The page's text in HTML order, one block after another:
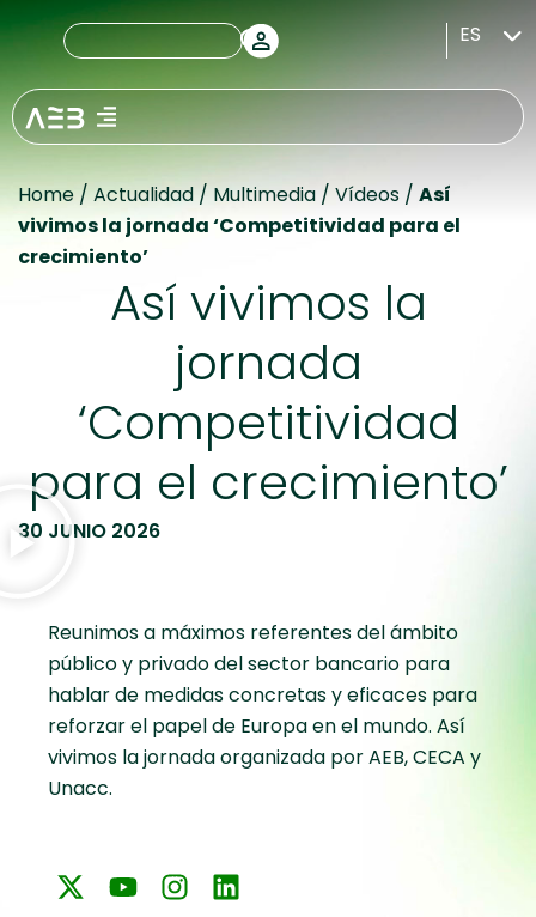
ES
Home / Actualidad / Multimedia / Vídeos / Así
vivimos la jornada ‘Competitividad para el
crecimiento’
Así vivimos la
jornada
‘Competitividad
para el crecimiento’
30 JUNIO 2026
Reunimos a máximos referentes del ámbito
público y privado del sector bancario para
hablar de medidas concretas y eficaces para
reforzar el papel de Europa en el mundo. Así
vivimos la jornada organizada por AEB, CECA y
Unacc.